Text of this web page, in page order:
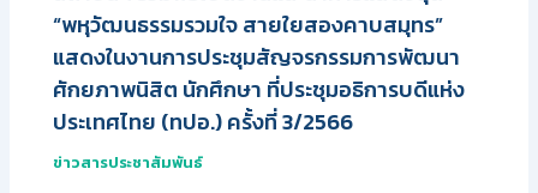
“พหุวัฒนธรรมรวมใจ สายใยสองคาบสมุทร”
แสดงในงานการประชุมสัญจรกรรมการพัฒนา
ศักยภาพนิสิต นักศึกษา ที่ประชุมอธิการบดีแห่ง
ประเทศไทย (ทปอ.) ครั้งที่ 3/2566
ข่าวสารประชาสัมพันธ์